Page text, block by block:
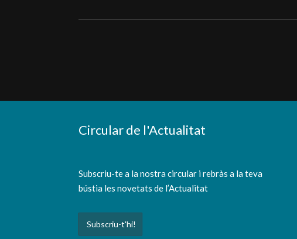
Circular de l'Actualitat
Subscriu-te a la nostra circular i rebràs a la teva
bústia les novetats de l’Actualitat